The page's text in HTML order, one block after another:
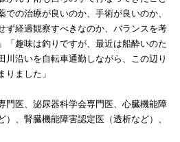
の治療が良いのか、手術が良いのか、
ず経過観察すべきなのか、バランスを考
「趣味は釣りですが、最近は船酔いのた
川沿いを自転車通勤しながら、この辺り
りました」
門医、泌尿器科学会専門医、心臓機能障
、腎臓機能障害認定医（透析など）、